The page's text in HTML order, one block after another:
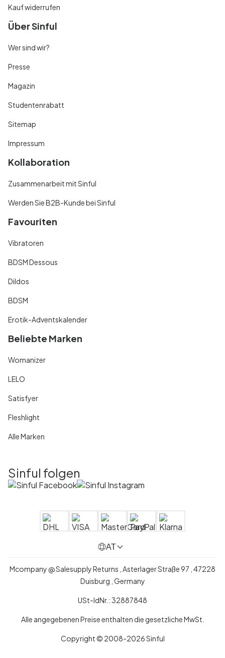
Kauf widerrufen
Über Sinful
Wer sind wir?
Presse
Magazin
Studentenrabatt
Sitemap
Impressum
Kollaboration
Zusammenarbeit mit Sinful
Werden Sie B2B-Kunde bei Sinful
Favouriten
Vibratoren
BDSM Dessous
Dildos
BDSM
Erotik-Adventskalender
Beliebte Marken
Womanizer
LELO
Satisfyer
Fleshlight
Alle Marken
Sinful folgen
AT
Mcompany @ Salesupply Returns , Asterlager Straße 97 , 47228
Duisburg , Germany
USt-IdNr.: 32887848
Alle angegebenen Preise enthalten die gesetzliche MwSt.
Copyright © 2008-2026 Sinful